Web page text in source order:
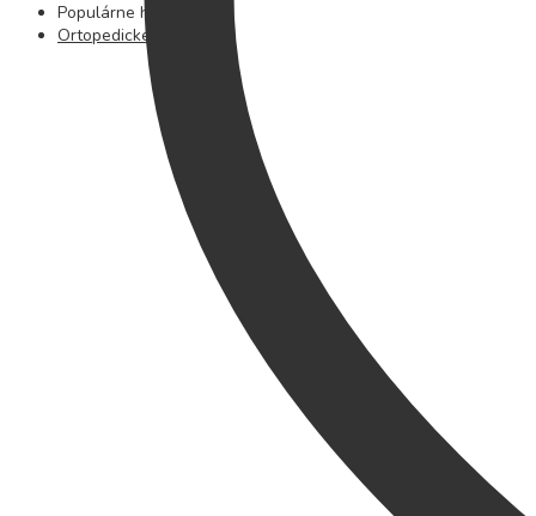
Populárne hľadania
Ortopedické podložky